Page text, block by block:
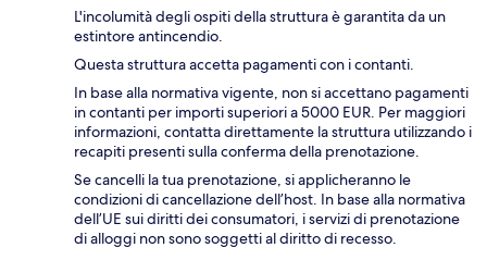
L'incolumità degli ospiti della struttura è garantita da un
estintore antincendio.
Questa struttura accetta pagamenti con i contanti.
In base alla normativa vigente, non si accettano pagamenti
in contanti per importi superiori a 5000 EUR. Per maggiori
informazioni, contatta direttamente la struttura utilizzando i
recapiti presenti sulla conferma della prenotazione.
Se cancelli la tua prenotazione, si applicheranno le
condizioni di cancellazione dell’host. In base alla normativa
dell’UE sui diritti dei consumatori, i servizi di prenotazione
di alloggi non sono soggetti al diritto di recesso.